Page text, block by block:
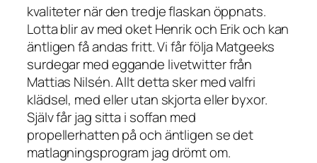
kvaliteter när den tredje flaskan öppnats.
Lotta blir av med oket Henrik och Erik och kan
äntligen få andas fritt. Vi får följa Matgeeks
surdegar med eggande livetwitter från
Mattias Nilsén. Allt detta sker med valfri
klädsel, med eller utan skjorta eller byxor.
Själv får jag sitta i soffan med
propellerhatten på och äntligen se det
matlagningsprogram jag drömt om.